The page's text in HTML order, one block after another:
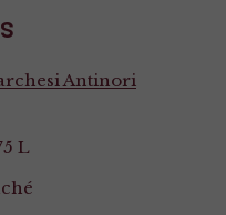
Antinori
L